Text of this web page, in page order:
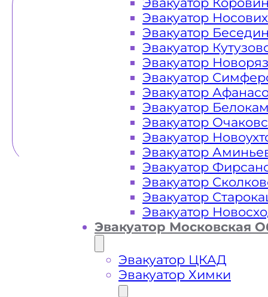
Эвакуатор
Эвакуатор
Эвакуатор
Эвакуатор
Эвакуатор
Эвакуатор
Эвакуатор
Эвакуатор
Эвакуатор
Эвакуатор
Эвакуатор
Эвакуатор
Эвакуатор
Эвакуатор
Эвакуатор Московская
Эвакуатор ЦКАД
Эвакуатор Химки